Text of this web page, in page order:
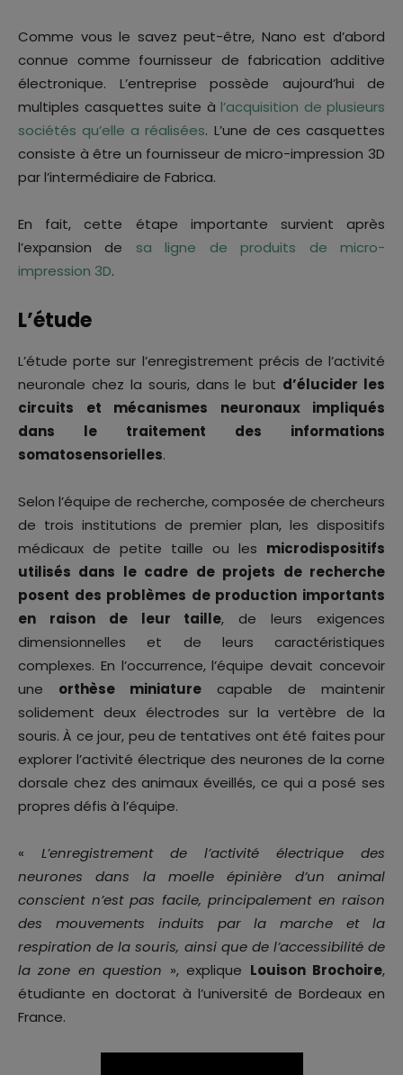
Comme vous le savez peut-être, Nano est d’abord
connue comme fournisseur de fabrication additive
électronique. L’entreprise possède aujourd’hui de
multiples casquettes suite à l’acquisition de plusieurs
sociétés qu’elle a réalisées. L’une de ces casquettes
consiste à être un fournisseur de micro-impression 3D
par l’intermédiaire de Fabrica.
En fait, cette étape importante survient après
l’expansion de sa ligne de produits de micro-
impression 3D.
L’étude
L’étude porte sur l’enregistrement précis de l’activité
neuronale chez la souris, dans le but d’élucider les
circuits et mécanismes neuronaux impliqués
dans le traitement des informations
somatosensorielles.
Selon l’équipe de recherche, composée de chercheurs
de trois institutions de premier plan, les dispositifs
médicaux de petite taille ou les microdispositifs
utilisés dans le cadre de projets de recherche
posent des problèmes de production importants
en raison de leur taille, de leurs exigences
dimensionnelles et de leurs caractéristiques
complexes. En l’occurrence, l’équipe devait concevoir
une orthèse miniature capable de maintenir
solidement deux électrodes sur la vertèbre de la
souris. À ce jour, peu de tentatives ont été faites pour
explorer l’activité électrique des neurones de la corne
dorsale chez des animaux éveillés, ce qui a posé ses
propres défis à l’équipe.
« L’enregistrement de l’activité électrique des
neurones dans la moelle épinière d’un animal
conscient n’est pas facile, principalement en raison
des mouvements induits par la marche et la
respiration de la souris, ainsi que de l’accessibilité de
la zone en question », explique Louison Brochoire,
étudiante en doctorat à l’université de Bordeaux en
France.